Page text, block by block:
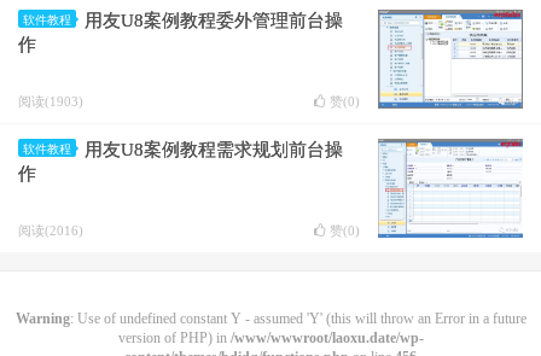
软件教程
用友U8案例教程委外管理前台操
作
阅读(1903) 赞(0)
软件教程
用友U8案例教程需求规划前台操
作
阅读(2016) 赞(0)
Warning: Use of undefined constant Y - assumed 'Y' (this will throw an Error in a future
version of PHP) in /www/wwwroot/laoxu.date/wp-